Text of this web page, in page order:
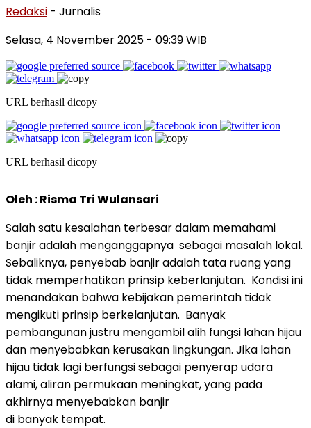
Redaksi - Jurnalis
Selasa, 4 November 2025 - 09:39 WIB
URL berhasil dicopy
URL berhasil dicopy
Oleh : Risma Tri Wulansari
Salah satu kesalahan terbesar dalam memahami
banjir adalah menganggapnya sebagai masalah lokal.
Sebaliknya, penyebab banjir adalah tata ruang yang
tidak memperhatikan prinsip keberlanjutan. Kondisi ini
menandakan bahwa kebijakan pemerintah tidak
mengikuti prinsip berkelanjutan. Banyak
pembangunan justru mengambil alih fungsi lahan hijau
dan menyebabkan kerusakan lingkungan. Jika lahan
hijau tidak lagi berfungsi sebagai penyerap udara
alami, aliran permukaan meningkat, yang pada
akhirnya menyebabkan banjir
di banyak tempat.